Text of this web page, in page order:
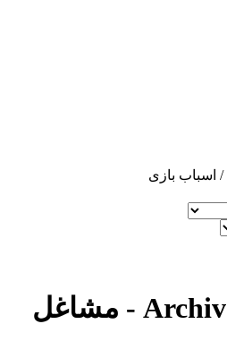
/ اسباب بازی
اسباب بازی Archives - مشاغل